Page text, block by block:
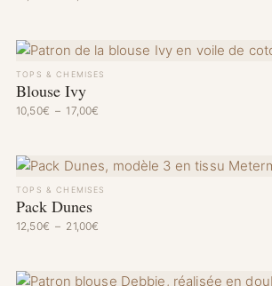
TOPS & CHEMISES
Blouse Ivy
10,50€ – 17,00€
TOPS & CHEMISES
Pack Dunes
12,50€ – 21,00€